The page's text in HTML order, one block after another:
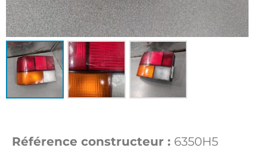
Référence constructeur : 6350H5